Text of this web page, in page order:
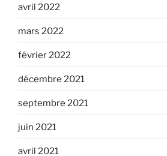
avril 2022
mars 2022
février 2022
décembre 2021
septembre 2021
juin 2021
avril 2021